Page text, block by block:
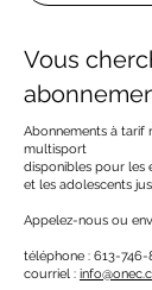
Vous
Abonnements à
multisport
disponibles pour les
et les adolescents
Appelez-nous ou
téléphone : 613-746-
courriel :